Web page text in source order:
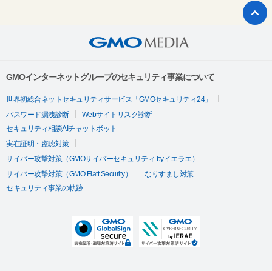
GMOインターネットグループのセキュリティ事業について
世界初総合ネットセキュリティサービス「GMOセキュリティ24」
パスワード漏洩診断
Webサイトリスク診断
セキュリティ相談AIチャットボット
実在証明・盗聴対策
サイバー攻撃対策（GMOサイバーセキュリティ byイエラエ）
サイバー攻撃対策（GMO Flatt Security）
なりすまし対策
セキュリティ事業の軌跡